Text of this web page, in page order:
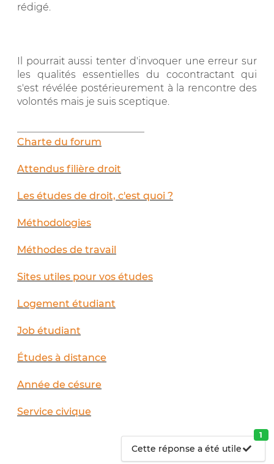
rédigé.
Il pourrait aussi tenter d'invoquer une erreur sur
les qualités essentielles du cocontractant qui
s'est révélée postérieurement à la rencontre des
volontés mais je suis sceptique.
Charte du forum
Attendus filière droit
Les études de droit, c'est quoi ?
Méthodologies
Méthodes de travail
Sites utiles pour vos études
Logement étudiant
Job étudiant
Études à distance
Année de césure
Service civique
Cette réponse a été utile
1